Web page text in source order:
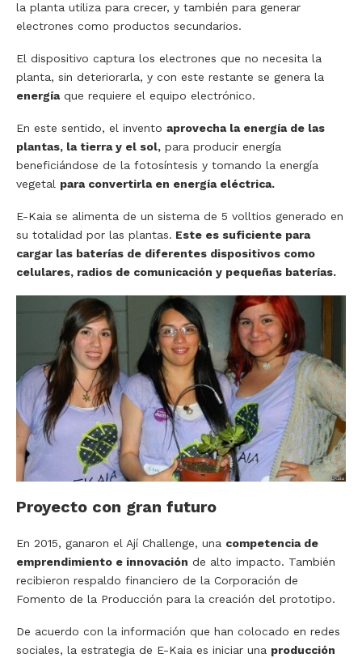
la planta utiliza para crecer, y también para generar
electrones como productos secundarios.
El dispositivo captura los electrones que no necesita la
planta, sin deteriorarla, y con este restante se genera la
energíaque requiere el equipo electrónico.
En este sentido, el invento aprovecha la energía de las
plantas, la tierra y el sol, para producir energía
beneficiándose de la fotosíntesis y tomando la energía
vegetal para convertirla en energía eléctrica.
E-Kaia se alimenta de un sistema de 5 volltios generado en
su totalidad por las plantas. Este es suficiente para
cargar las baterías de diferentes dispositivos como
celulares, radios de comunicación y pequeñas baterías.
Proyecto con gran futuro
En 2015, ganaron el Ají Challenge, una competencia de
emprendimiento e innovación de alto impacto. También
recibieron respaldo financiero de la Corporación de
Fomento de la Producción para la creación del prototipo.
De acuerdo con la información que han colocado en redes
sociales, la estrategia de E-Kaia es iniciar una producción